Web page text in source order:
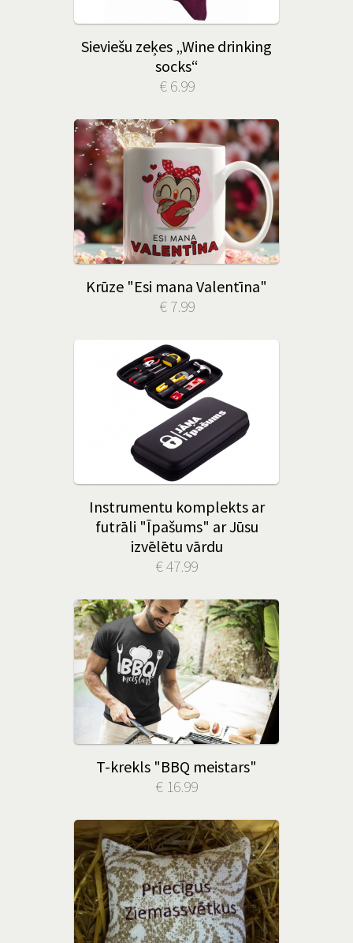
Sieviešu zeķes „Wine drinking
socks“
€ 6.99
Krūze "Esi mana Valentīna"
€ 7.99
Instrumentu komplekts ar
futrāli "Īpašums" ar Jūsu
izvēlētu vārdu
€ 47.99
T-krekls "BBQ meistars"
€ 16.99